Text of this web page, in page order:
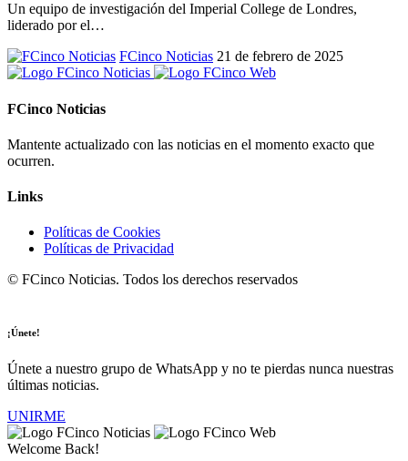
Un equipo de investigación del Imperial College de Londres,
liderado por el…
FCinco Noticias 21 de febrero de 2025
FCinco Noticias
Mantente actualizado con las noticias en el momento exacto que
ocurren.
Links
Políticas de Cookies
Políticas de Privacidad
© FCinco Noticias. Todos los derechos reservados
¡Únete!
Únete a nuestro grupo de WhatsApp y no te pierdas nunca nuestras
últimas noticias.
UNIRME
Welcome Back!